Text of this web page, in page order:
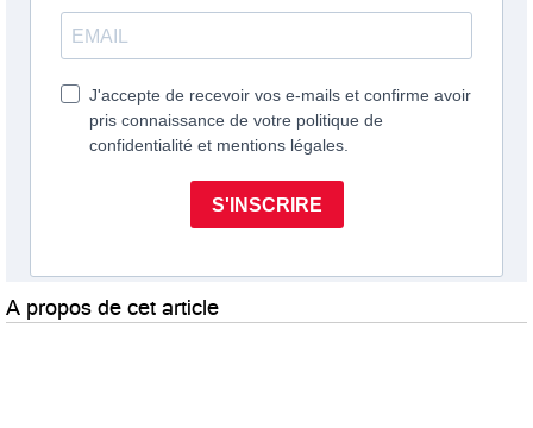
A propos de cet article